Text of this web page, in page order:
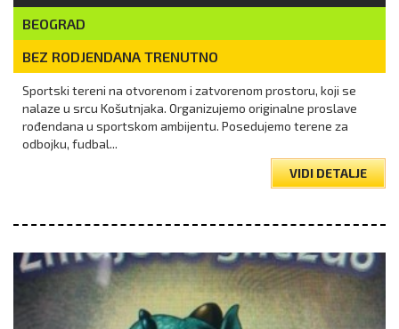
BEOGRAD
BEZ RODJENDANA TRENUTNO
Sportski tereni na otvorenom i zatvorenom prostoru, koji se
nalaze u srcu Košutnjaka. Organizujemo originalne proslave
rođendana u sportskom ambijentu. Posedujemo terene za
odbojku, fudbal...
VIDI DETALJE